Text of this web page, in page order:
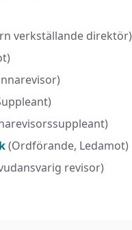
verkställande direktör)
(Ordförande, Ledamot)
revisor)